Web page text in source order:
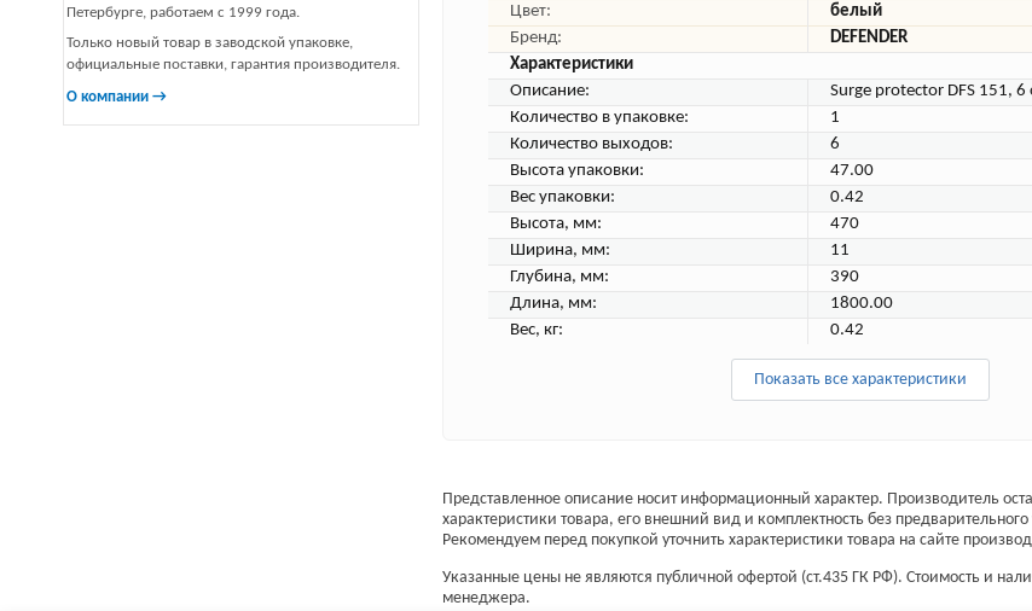
Петербурге, работаем с 1999 года.
Только новый товар в заводской упаковке,
официальные поставки, гарантия производителя.
О компании →
Цвет:
белый
Бренд:
DEFENDER
Характеристики
Описание:
Surge protector DFS 151, 6
Количество в упаковке:
1
Количество выходов:
6
Высота упаковки:
47.00
Вес упаковки:
0.42
Высота, мм:
470
Ширина, мм:
11
Глубина, мм:
390
Длина, мм:
1800.00
Вес, кг:
0.42
Показать все характеристики
Представленное описание носит информационный характер. Производитель
характеристики товара, его внешний вид и комплектность без
Рекомендуем перед покупкой уточнить характеристики товара на сайте
Указанные цены не являются публичной офертой (ст.435 ГК РФ). Стоимость и
менеджера.